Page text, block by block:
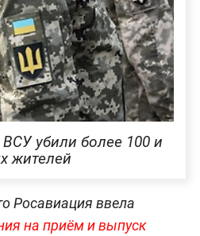
убили более 100 и
жителей
Росавиация ввела
на приём и выпуск